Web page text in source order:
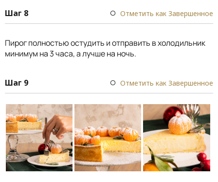
Шаг 8 Отметить как Завершенное
Пирог полностью остудить и отправить в холодильник
минимум на 3 часа, а лучше на ночь.
Шаг 9 Отметить как Завершенное